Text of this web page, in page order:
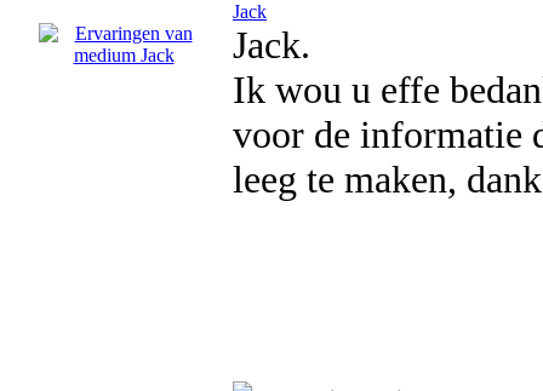
Jack
Jack.
Ik wou u effe
voor de informatie
leeg te maken,